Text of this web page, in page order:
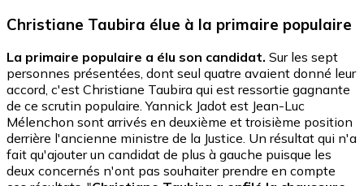
Christiane Taubira élue à la primaire populaire
La primaire populaire a élu son candidat. Sur les sept
personnes présentées, dont seul quatre avaient donné leur
accord, c'est Christiane Taubira qui est ressortie gagnante
de ce scrutin populaire. Yannick Jadot est Jean-Luc
Mélenchon sont arrivés en deuxième et troisième position
derrière l'ancienne ministre de la Justice. Un résultat qui n'a
fait qu'ajouter un candidat de plus à gauche puisque les
deux concernés n'ont pas souhaiter prendre en compte